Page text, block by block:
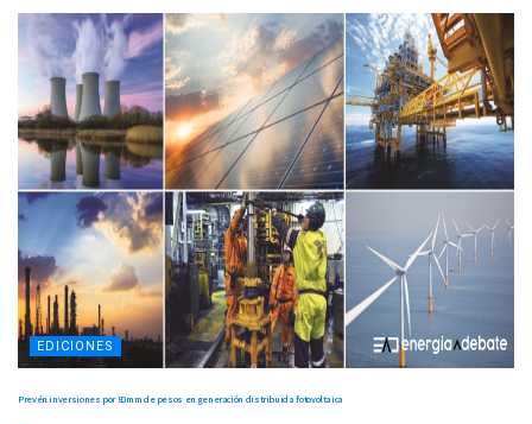
EDICIONES
Prevén inversiones por 50mm de pesos en generación distribuida fotovoltaica